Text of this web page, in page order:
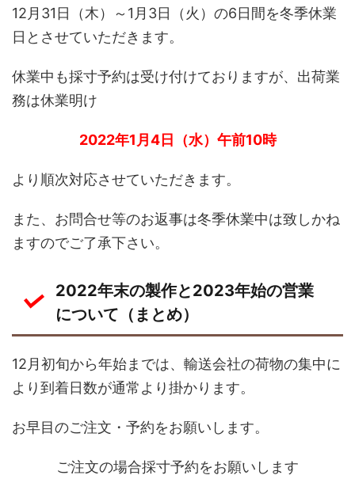
12月31日（木）～1月3日（火）の6日間を冬季休業
日とさせていただきます。
休業中も採寸予約は受け付けておりますが、出荷業
務は休業明け
2022年1月4日（水）午前10時
より順次対応させていただきます。
また、お問合せ等のお返事は冬季休業中は致しかね
ますのでご了承下さい。
2022年末の製作と2023年始の営業
について（まとめ）
12月初旬から年始までは、輸送会社の荷物の集中に
より到着日数が通常より掛かります。
お早目のご注文・予約をお願いします。
ご注文の場合採寸予約をお願いします